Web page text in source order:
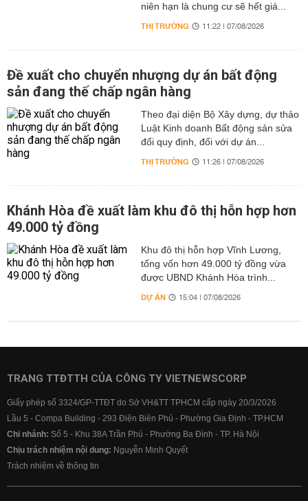
niên hạn là chung cư sẽ hết giá...
THỊ TRƯỜNG 11:22 | 07/08/2026
Đề xuất cho chuyển nhượng dự án bất động
sản đang thế chấp ngân hàng
Theo đại diện Bộ Xây dựng, dự thảo
Luật Kinh doanh Bất động sản sửa
đổi quy định, đối với dự án...
THỊ TRƯỜNG 11:26 | 07/08/2026
Khánh Hòa đề xuất làm khu đô thị hỗn hợp hơn
49.000 tỷ đồng
Khu đô thị hỗn hợp Vĩnh Lương,
tổng vốn hơn 49.000 tỷ đồng vừa
được UBND Khánh Hòa trình...
DỰ ÁN 15:04 | 07/08/2026
TRANG TTĐTTH CỦA CÔNG TY VIETNEWSCORP
Giấy phép số 3324/GP-TTĐT do Sở VH&TT TPHCM cấp ngày 20/3/2026
Lầu 5 - Compa Building - 293 Điện Biên Phủ - Phường Gia Định - TP.HCM
Chi nhánh: Số 5 - Khu 38A Trần Phú - Phường Ba Đình - TP. Hà Nội
Chịu trách nhiệm nội dung: Nguyễn Minh Quyết
Trách nhiệm về thông tin